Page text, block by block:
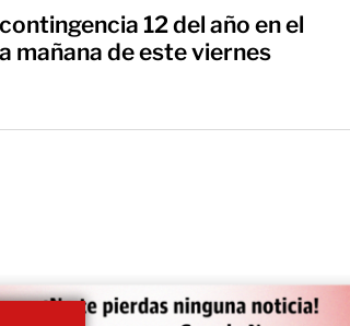
12 del año en el
mañana de este viernes